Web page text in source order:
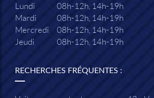
Lundi
08h-12h, 14h-19h
Mardi
08h-12h, 14h-19h
Mercredi
08h-12h, 14h-19h
Jeudi
08h-12h, 14h-19h
RECHERCHES FRÉQUENTES :